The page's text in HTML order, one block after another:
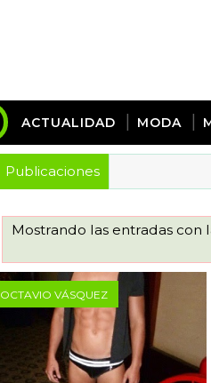
ACTUALIDAD MODA
Publicaciones
Mostrando las entradas con
OCTAVIO VÁSQUEZ